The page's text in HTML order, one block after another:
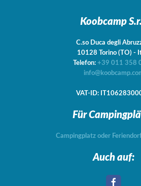
Koobcamp
C.so Duca degli
10128 Torino (TO) -
Telefon: +39 011 358
VAT-ID:
Für
Campingplatz oder
Auch auf: